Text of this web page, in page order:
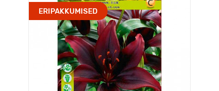
ERIPAKKUMISED